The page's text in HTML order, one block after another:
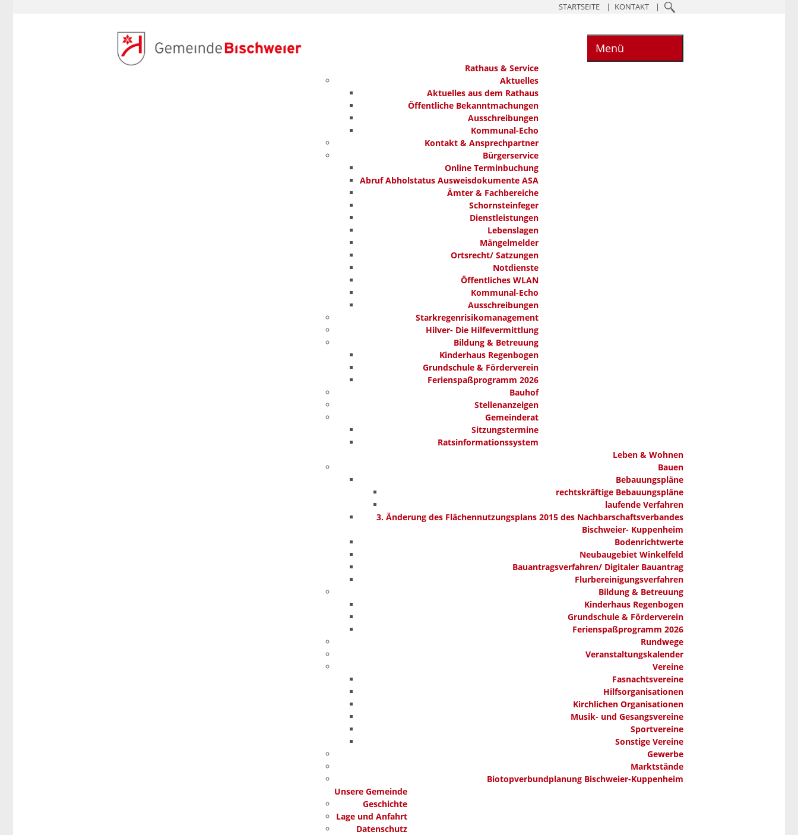
STARTSEITE KONTAKT
Menü
Rathaus & Service
Aktuelles
Aktuelles aus dem Rathaus
Öffentliche Bekanntmachungen
Ausschreibungen
Kommunal-Echo
Kontakt & Ansprechpartner
Bürgerservice
Online Terminbuchung
Abruf Abholstatus Ausweisdokumente ASA
Ämter & Fachbereiche
Schornsteinfeger
Dienstleistungen
Lebenslagen
Mängelmelder
Ortsrecht/ Satzungen
Notdienste
Öffentliches WLAN
Kommunal-Echo
Ausschreibungen
Starkregenrisikomanagement
Hilver- Die Hilfevermittlung
Bildung & Betreuung
Kinderhaus Regenbogen
Grundschule & Förderverein
Ferienspaßprogramm 2026
Bauhof
Stellenanzeigen
Gemeinderat
Sitzungstermine
Ratsinformationssystem
Leben & Wohnen
Bauen
Bebauungspläne
rechtskräftige Bebauungspläne
laufende Verfahren
3. Änderung des Flächennutzungsplans 2015 des Nachbarschaftsverbandes
Bischweier- Kuppenheim
Bodenrichtwerte
Neubaugebiet Winkelfeld
Bauantragsverfahren/ Digitaler Bauantrag
Flurbereinigungsverfahren
Bildung & Betreuung
Kinderhaus Regenbogen
Grundschule & Förderverein
Ferienspaßprogramm 2026
Rundwege
Veranstaltungskalender
Vereine
Fasnachtsvereine
Hilfsorganisationen
Kirchlichen Organisationen
Musik- und Gesangsvereine
Sportvereine
Sonstige Vereine
Gewerbe
Marktstände
Biotopverbundplanung Bischweier-Kuppenheim
Unsere Gemeinde
Geschichte
Lage und Anfahrt
Datenschutz